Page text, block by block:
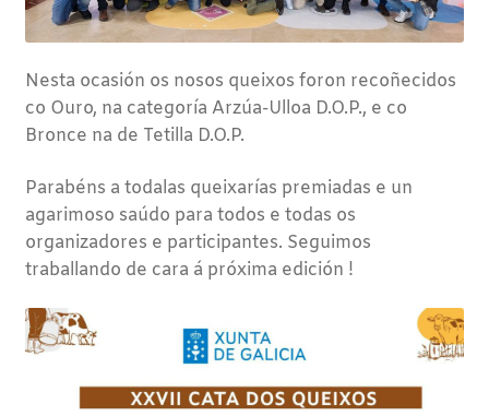
Nesta ocasión os nosos queixos foron recoñecidos
co Ouro, na categoría Arzúa-Ulloa D.O.P., e co
Bronce na de Tetilla D.O.P.
Parabéns a todalas queixarías premiadas e un
agarimoso saúdo para todos e todas os
organizadores e participantes. Seguimos
traballando de cara á próxima edición !